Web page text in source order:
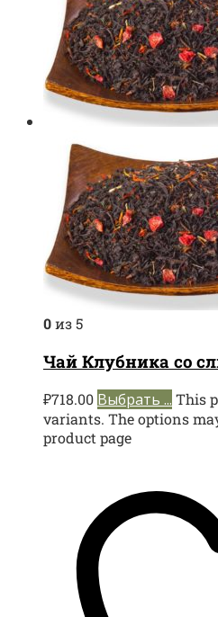
0из 5
Чай Клубника со
₽718.00 Выбрать ... This
variants. The options
product page